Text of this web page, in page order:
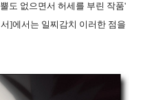
도 없으면서 허세를 부린 작품'
]에서는 일찌감치 이러한 점을